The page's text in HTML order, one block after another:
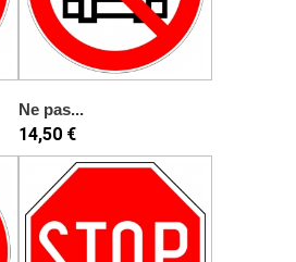
Ne pas...
14,50 €